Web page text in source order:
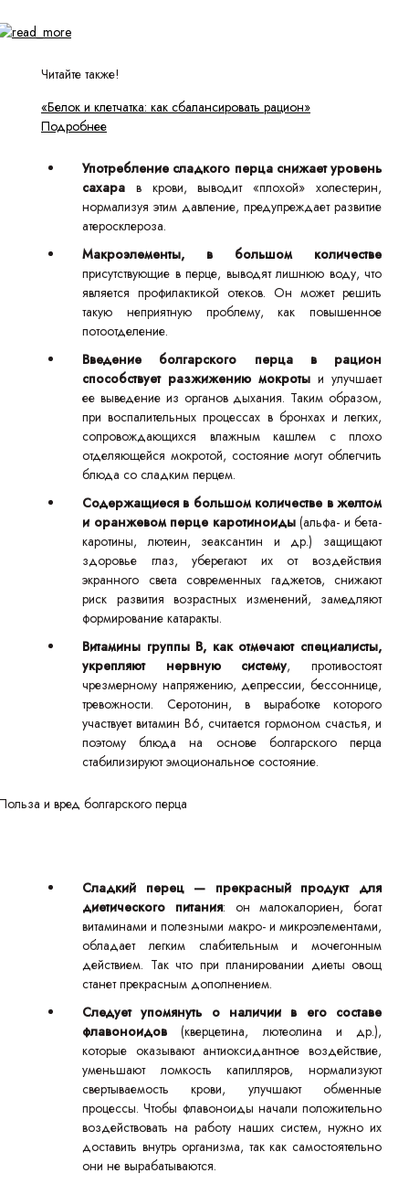
Читайте также!
«Белок и клетчатка: как сбалансировать рацион»
Подробнее
Употребление сладкого перца снижает уровень
сахара в крови, выводит «плохой» холестерин,
нормализуя этим давление, предупреждает развитие
атеросклероза.
Макроэлементы, в большом количестве
присутствующие в перце, выводят лишнюю воду, что
является профилактикой отеков. Он может решить
такую неприятную проблему, как повышенное
потоотделение.
Введение болгарского перца в рацион
способствует разжижению мокроты и улучшает
ее выведение из органов дыхания. Таким образом,
при воспалительных процессах в бронхах и легких,
сопровождающихся влажным кашлем с плохо
отделяющейся мокротой, состояние могут облегчить
блюда со сладким перцем.
Содержащиеся в большом количестве в желтом
и оранжевом перце каротиноиды(альфа- и бета-
каротины, лютеин, зеаксантин и др.) защищают
здоровье глаз, уберегают их от воздействия
экранного света современных гаджетов, снижают
риск развития возрастных изменений, замедляют
формирование катаракты.
Витамины группы В, как отмечают специалисты,
укрепляют нервную систему, противостоят
чрезмерному напряжению, депрессии, бессоннице,
тревожности. Серотонин, в выработке которого
участвует витамин В6, считается гормоном счастья, и
поэтому блюда на основе болгарского перца
стабилизируют эмоциональное состояние.
Сладкий перец — прекрасный продукт для
диетического питания: он малокалориен, богат
витаминами и полезными макро- и микроэлементами,
обладает легким слабительным и мочегонным
действием. Так что при планировании диеты овощ
станет прекрасным дополнением.
Следует упомянуть о наличии в его составе
флавоноидов (кверцетина, лютеолина и др.),
которые оказывают антиоксидантное воздействие,
уменьшают ломкость капилляров, нормализуют
свертываемость крови, улучшают обменные
процессы. Чтобы флавоноиды начали положительно
воздействовать на работу наших систем, нужно их
доставить внутрь организма, так как самостоятельно
они не вырабатываются.